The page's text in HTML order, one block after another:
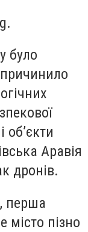
було
об’єкти
Аравія
дронів.
перша
місто пізно